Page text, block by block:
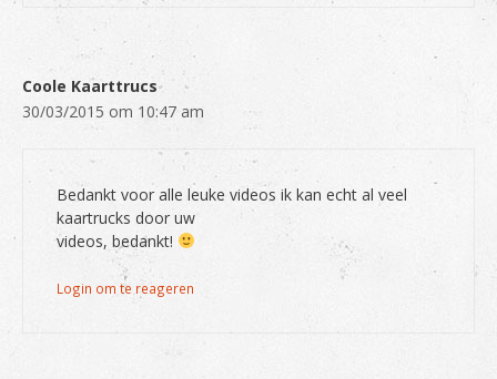
Coole Kaarttrucs
30/03/2015 om 10:47 am
Bedankt voor alle leuke videos ik kan echt al veel
kaartrucks door uw
videos, bedankt!
Login om te reageren